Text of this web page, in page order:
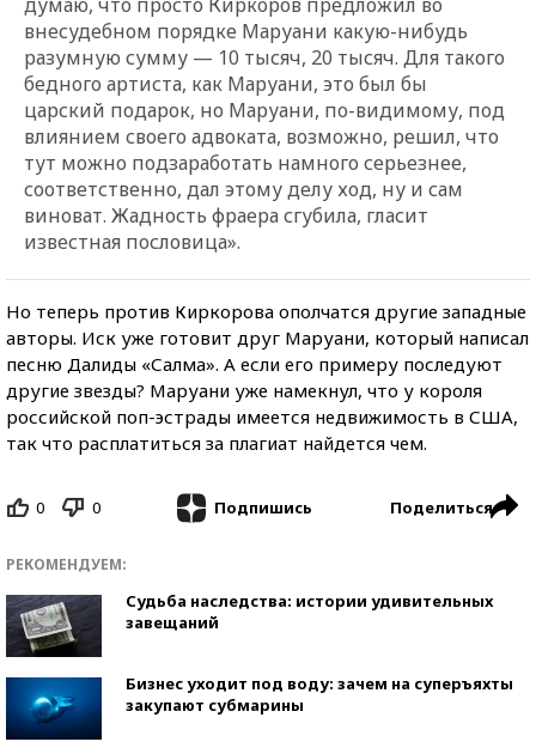
внесудебном порядке Маруани какую-нибудь
разумную сумму — 10 тысяч, 20 тысяч. Для такого
бедного артиста, как Маруани, это был бы
царский подарок, но Маруани, по-видимому, под
влиянием своего адвоката, возможно, решил, что
тут можно подзаработать намного серьезнее,
соответственно, дал этому делу ход, ну и сам
виноват. Жадность фраера сгубила, гласит
известная пословица».
Но теперь против Киркорова ополчатся другие западные
авторы. Иск уже готовит друг Маруани, который написал
песню Далиды «Салма». А если его примеру последуют
другие звезды? Маруани уже намекнул, что у короля
российской поп-эстрады имеется недвижимость в США,
так что расплатиться за плагиат найдется чем.
0 0 Подпишись Поделиться
РЕКОМЕНДУЕМ:
Судьба наследства: истории удивительных
завещаний
Бизнес уходит под воду: зачем на суперъяхты
закупают субмарины